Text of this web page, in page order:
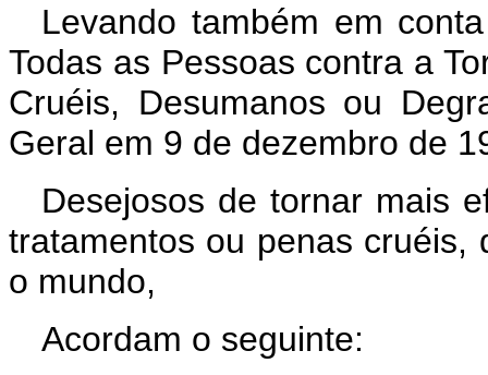
Levando também em
Todas as Pessoas contra a
Cruéis, Desumanos ou
Geral em 9 de dezembro de
Desejosos de tornar mais
tratamentos ou penas cruéis,
o mundo,
Acordam o seguinte: